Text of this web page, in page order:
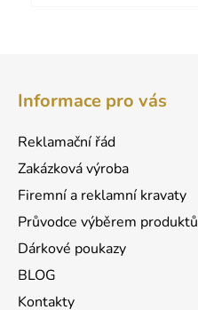
Informace pro vás
Reklamační řád
Zakázková výroba
Firemní a reklamní kravaty
Průvodce výběrem produktů
Dárkové poukazy
BLOG
Kontakty